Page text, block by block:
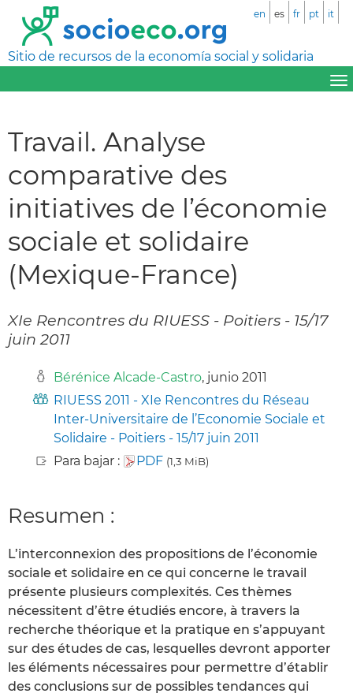
Sitio de recursos de la economía social y solidaria
en es fr pt it
Travail. Analyse
comparative des
initiatives de l’économie
sociale et solidaire
(Mexique-France)
XIe Rencontres du RIUESS - Poitiers - 15/17
juin 2011
Bérénice Alcade-Castro, junio 2011
RIUESS 2011 - XIe Rencontres du Réseau
Inter-Universitaire de l’Economie Sociale et
Solidaire - Poitiers - 15/17 juin 2011
Para bajar :
PDF (1,3 MiB)
Resumen :
L’interconnexion des propositions de l’économie
sociale et solidaire en ce qui concerne le travail
présente plusieurs complexités. Ces thèmes
nécessitent d’être étudiés encore, à travers la
recherche théorique et la pratique en s’appuyant
sur des études de cas, lesquelles devront apporter
les éléments nécessaires pour permettre d’établir
des conclusions sur de possibles tendances qui